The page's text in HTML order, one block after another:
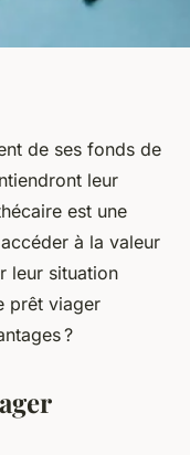
le prêt
quels
?
de ses fonds de
leur
est une
à la valeur
leur situation
prêt viager
?